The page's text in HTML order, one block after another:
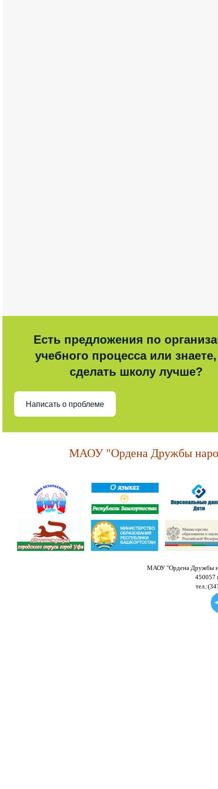
Есть предложения по
учебного процесса или знаете,
сделать школу лучше?
Написать о проблеме
МАОУ "Ордена Дружбы
МАОУ "Ордена Дружбы
450057